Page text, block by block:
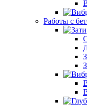
Работы с